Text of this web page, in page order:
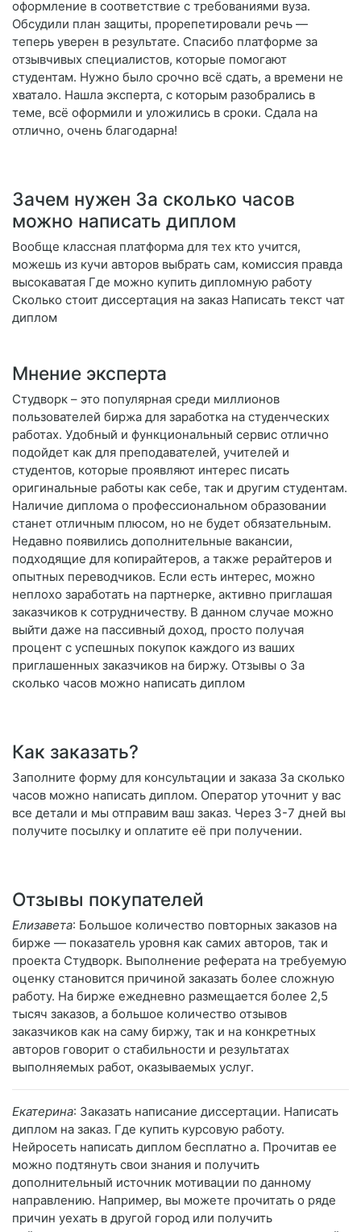
оформление в соответствие с требованиями вуза.
Обсудили план защиты, прорепетировали речь —
теперь уверен в результате. Спасибо платформе за
отзывчивых специалистов, которые помогают
студентам. Нужно было срочно всё сдать, а времени не
хватало. Нашла эксперта, с которым разобрались в
теме, всё оформили и уложились в сроки. Сдала на
отлично, очень благодарна!
Зачем нужен За сколько часов
можно написать диплом
Вообще классная платформа для тех кто учится,
можешь из кучи авторов выбрать сам, комиссия правда
высокаватая Где можно купить дипломную работу
Сколько стоит диссертация на заказ Написать текст чат
диплом
Мнение эксперта
Студворк – это популярная среди миллионов
пользователей биржа для заработка на студенческих
работах. Удобный и функциональный сервис отлично
подойдет как для преподавателей, учителей и
студентов, которые проявляют интерес писать
оригинальные работы как себе, так и другим студентам.
Наличие диплома о профессиональном образовании
станет отличным плюсом, но не будет обязательным.
Недавно появились дополнительные вакансии,
подходящие для копирайтеров, а также рерайтеров и
опытных переводчиков. Если есть интерес, можно
неплохо заработать на партнерке, активно приглашая
заказчиков к сотрудничеству. В данном случае можно
выйти даже на пассивный доход, просто получая
процент с успешных покупок каждого из ваших
приглашенных заказчиков на биржу. Отзывы о За
сколько часов можно написать диплом
Как заказать?
Заполните форму для консультации и заказа За сколько
часов можно написать диплом. Оператор уточнит у вас
все детали и мы отправим ваш заказ. Через 3-7 дней вы
получите посылку и оплатите её при получении.
Отзывы покупателей
Елизавета: Большое количество повторных заказов на
бирже — показатель уровня как самих авторов, так и
проекта Студворк. Выполнение реферата на требуемую
оценку становится причиной заказать более сложную
работу. На бирже ежедневно размещается более 2,5
тысяч заказов, а большое количество отзывов
заказчиков как на саму биржу, так и на конкретных
авторов говорит о стабильности и результатах
выполняемых работ, оказываемых услуг.
Екатерина: Заказать написание диссертации. Написать
диплом на заказ. Где купить курсовую работу.
Нейросеть написать диплом бесплатно а. Прочитав ее
можно подтянуть свои знания и получить
дополнительный источник мотивации по данному
направлению. Например, вы можете прочитать о ряде
причин уехать в другой город или получить